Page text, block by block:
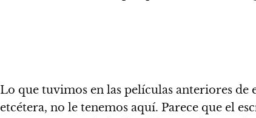
Lo que tuvimos en las películas anteriores de
etcétera, no le tenemos aquí. Parece que el